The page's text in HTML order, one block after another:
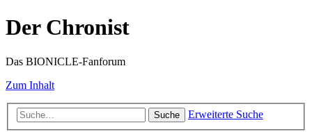
Der Chronist
Das BIONICLE-Fanforum
Zum Inhalt
Suche Erweiterte Suche